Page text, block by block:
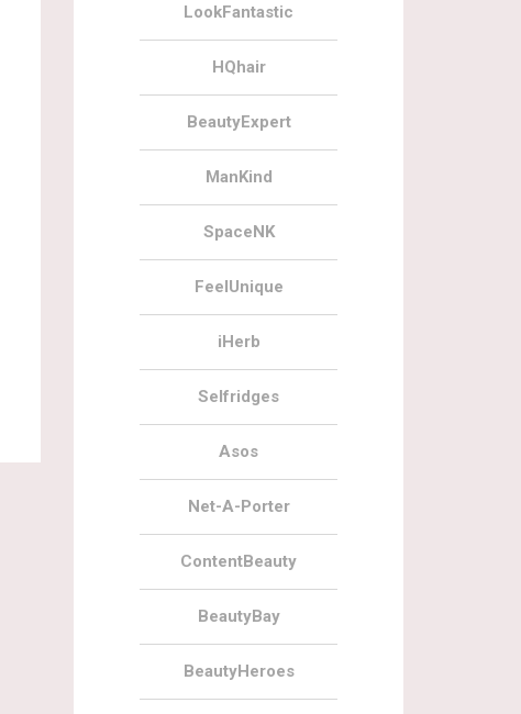
LookFantastic
HQhair
BeautyExpert
ManKind
SpaceNK
FeelUnique
iHerb
Selfridges
Asos
Net-A-Porter
ContentBeauty
BeautyBay
BeautyHeroes